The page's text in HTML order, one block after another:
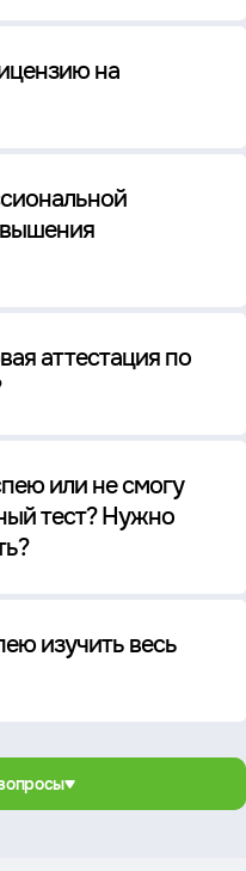
на
аттестация по
или не смогу
тест? Нужно
изучить весь